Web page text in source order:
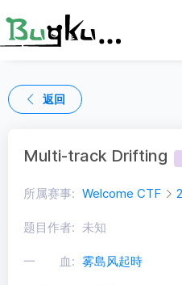
返回
Multi-track Drifting
所属赛事: Welcome CTF
题目作者: 未知
一 血: 雾島风起時